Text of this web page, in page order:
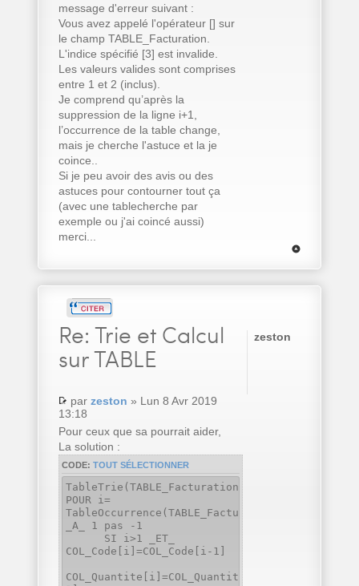
message d'erreur suivant :
Vous avez appelé l'opérateur [] sur
le champ TABLE_Facturation.
L'indice spécifié [3] est invalide.
Les valeurs valides sont comprises
entre 1 et 2 (inclus).
Je comprend qu’après la
suppression de la ligne i+1,
l’occurrence de la table change,
mais je cherche l'astuce et la je
coince..
Si je peu avoir des avis ou des
astuces pour contourner tout ça
(avec une tablecherche par
exemple ou j'ai coincé aussi)
merci...
Re: Trie et Calcul
sur TABLE
par zeston » Lun 8 Avr 2019
13:18
Pour ceux que sa pourrait aider,
La solution :
CODE: TOUT SÉLECTIONNER
TableTrie(TABLE_Facturation,COL_Code..Nom)
POUR i=
TableOccurrence(TABLE_Facturation)
_A_ 1 pas -1
SI i>1 _ET_
COL_Code[i]=COL_Code[i-1]
zeston